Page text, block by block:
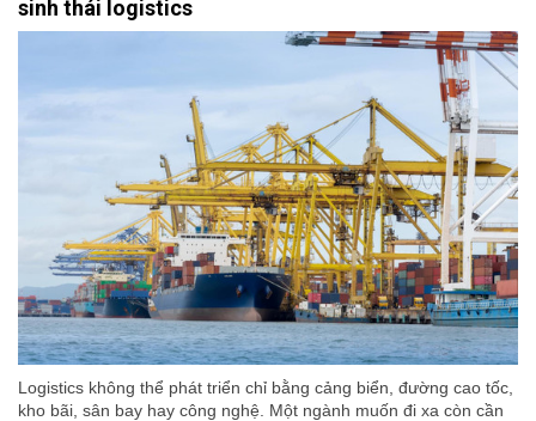
sinh thái logistics
Logistics không thể phát triển chỉ bằng cảng biển, đường cao tốc,
kho bãi, sân bay hay công nghệ. Một ngành muốn đi xa còn cần